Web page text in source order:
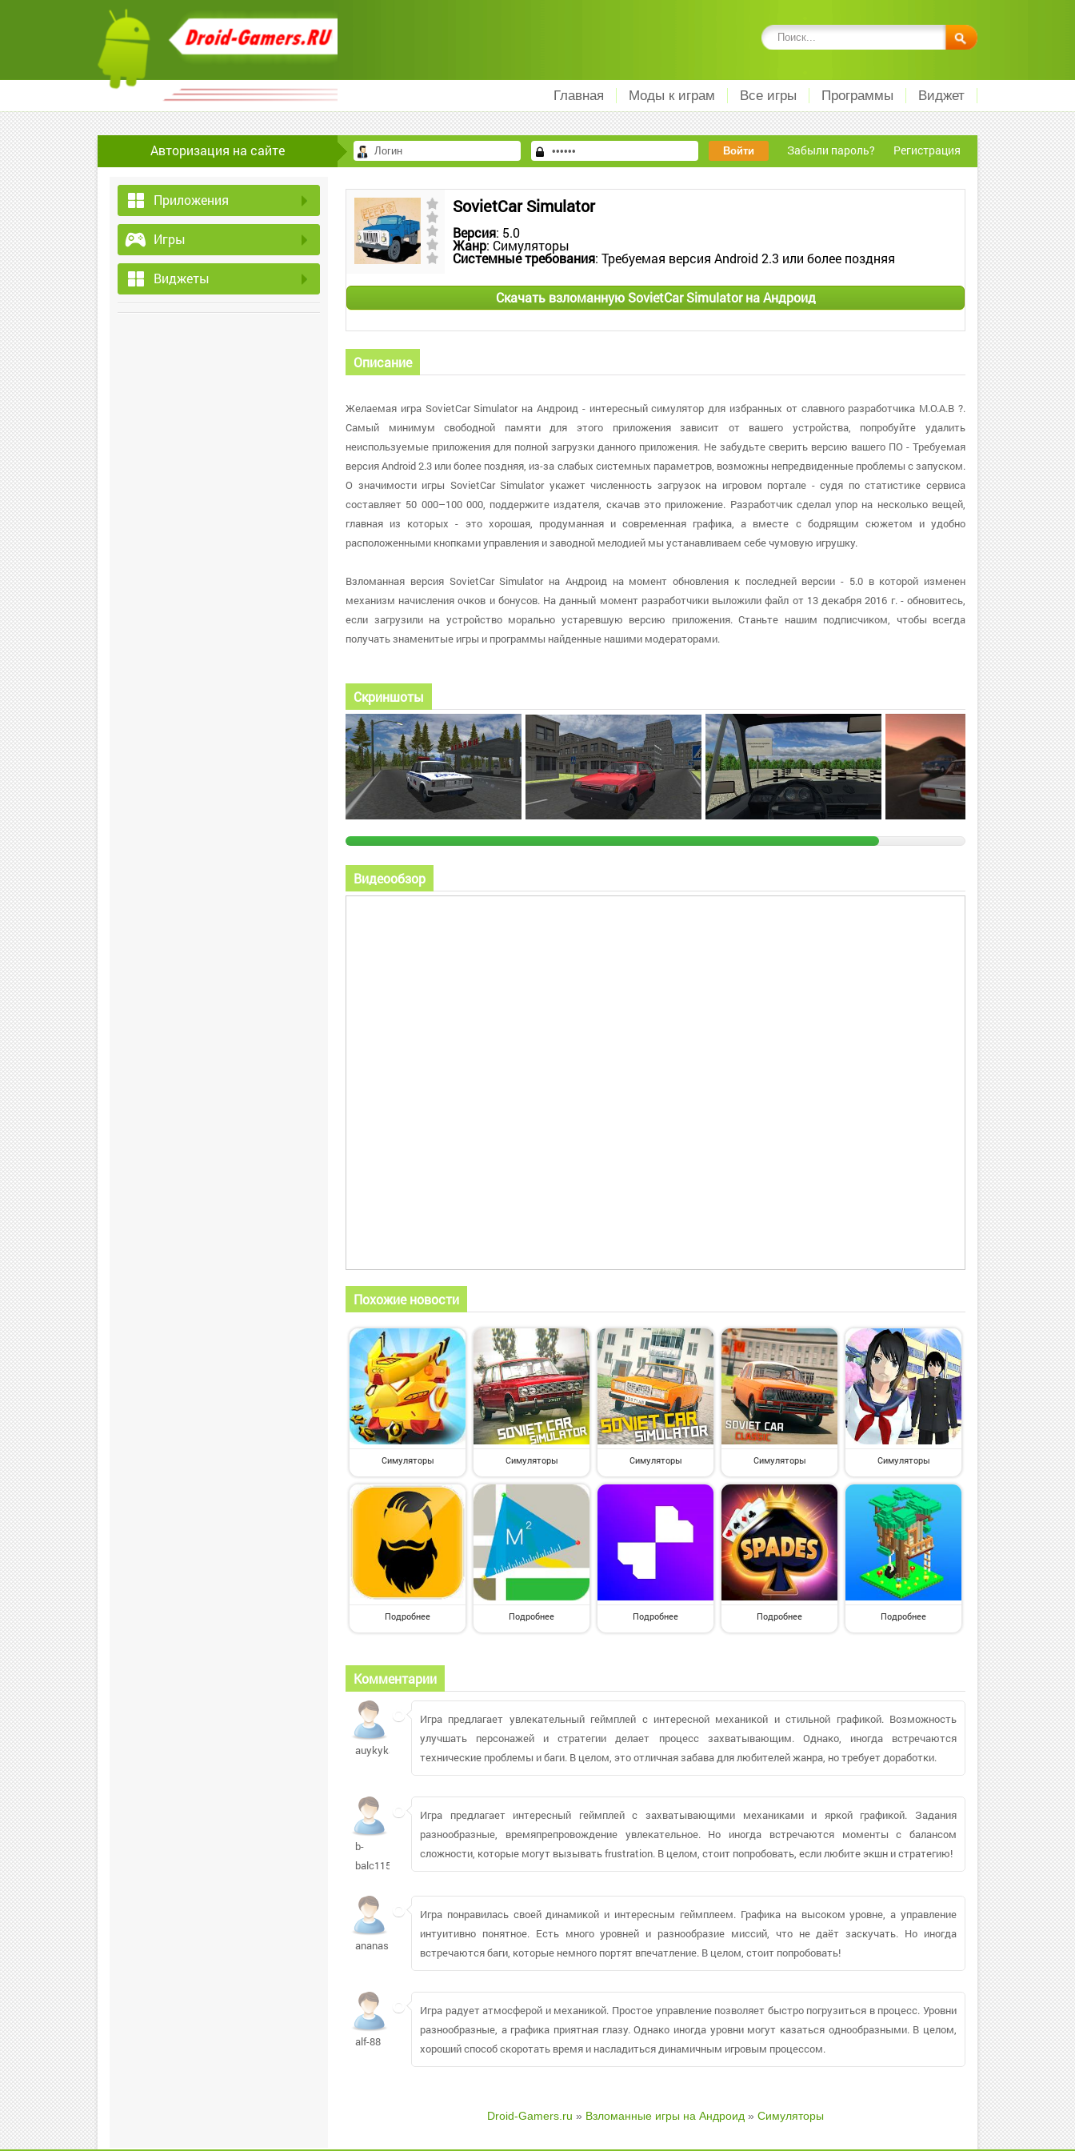
Главная Моды к играм Все игры Программы Виджет
Авторизация на сайте Забыли пароль? Регистрация
Приложения
Игры
Виджеты
SovietCar Simulator
Версия: 5.0
Жанр: Симуляторы
Системные требования: Требуемая версия Android 2.3 или более поздняя
Скачать взломанную SovietCar Simulator на Андроид
Описание
Желаемая игра SovietCar Simulator на Андроид - интересный симулятор для избранных от славного разработчика M.O.A.B ?.
Самый минимум свободной памяти для этого приложения зависит от вашего устройства, попробуйте удалить
неиспользуемые приложения для полной загрузки данного приложения. Не забудьте сверить версию вашего ПО - Требуемая
версия Android 2.3 или более поздняя, из-за слабых системных параметров, возможны непредвиденные проблемы с запуском.
О значимости игры SovietCar Simulator укажет численность загрузок на игровом портале - судя по статистике сервиса
составляет 50 000–100 000, поддержите издателя, скачав это приложение. Разработчик сделал упор на несколько вещей,
главная из которых - это хорошая, продуманная и современная графика, а вместе с бодрящим сюжетом и удобно
расположенными кнопками управления и заводной мелодией мы устанавливаем себе чумовую игрушку.
Взломанная версия SovietCar Simulator на Андроид на момент обновления к последней версии - 5.0 в которой изменен
механизм начисления очков и бонусов. На данный момент разработчики выложили файл от 13 декабря 2016 г. - обновитесь,
если загрузили на устройство морально устаревшую версию приложения. Станьте нашим подписчиком, чтобы всегда
получать знаменитые игры и программы найденные нашими модераторами.
Скриншоты
Видеообзор
Похожие новости
Симуляторы Симуляторы Симуляторы Симуляторы Симуляторы
Подробнее Подробнее Подробнее Подробнее Подробнее
Комментарии
auykykaidi634
Игра предлагает увлекательный геймплей с интересной механикой и стильной графикой. Возможность
улучшать персонажей и стратегии делает процесс захватывающим. Однако, иногда встречаются
технические проблемы и баги. В целом, это отличная забава для любителей жанра, но требует доработки.
b-
balc115
Игра предлагает интересный геймплей с захватывающими механиками и яркой графикой. Задания
разнообразные, времяпрепровождение увлекательное. Но иногда встречаются моменты с балансом
сложности, которые могут вызывать frustration. В целом, стоит попробовать, если любите экшн и стратегию!
ananasinka700
Игра понравилась своей динамикой и интересным геймплеем. Графика на высоком уровне, а управление
интуитивно понятное. Есть много уровней и разнообразие миссий, что не даёт заскучать. Но иногда
встречаются баги, которые немного портят впечатление. В целом, стоит попробовать!
alf-88
Игра радует атмосферой и механикой. Простое управление позволяет быстро погрузиться в процесс. Уровни
разнообразные, а графика приятная глазу. Однако иногда уровни могут казаться однообразными. В целом,
хороший способ скоротать время и насладиться динамичным игровым процессом.
Droid-Gamers.ru » Взломанные игры на Андроид » Симуляторы